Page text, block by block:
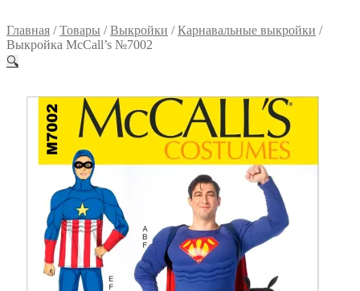
Главная /Товары /Выкройки /Карнавальные выкройки /
Выкройка McCall’s №7002
🔍